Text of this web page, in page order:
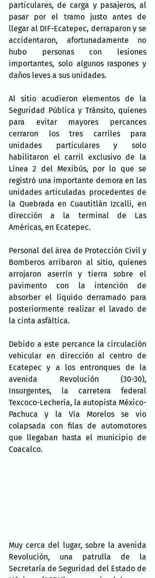
particulares, de carga y pasajeros, al
pasar por el tramo justo antes de
llegar al DIF-Ecatepec, derraparon y se
accidentaron, afortunadamente no
hubo personas con lesiones
importantes, solo algunos raspones y
daños leves a sus unidades.
Al sitio acudieron elementos de la
Seguridad Pública y Tránsito, quienes
para evitar mayores percances
cerraron los tres carriles para
unidades particulares y solo
habilitaron el carril exclusivo de la
Línea 2 del Mexibús, por lo que se
registró una importante demora en las
unidades articuladas procedentes de
la Quebrada en Cuautitlán Izcalli, en
dirección a la terminal de Las
Américas, en Ecatepec.
Personal del área de Protección Civil y
Bomberos arribaron al sitio, quienes
arrojaron aserrín y tierra sobre el
pavimento con la intención de
absorber el líquido derramado para
posteriormente realizar el lavado de
la cinta asfáltica.
Debido a este percance la circulación
vehicular en dirección al centro de
Ecatepec y a los entronques de la
avenida Revolución (30-30),
Insurgentes, la carretera federal
Texcoco-Lechería, la autopista México-
Pachuca y la Vía Morelos se vio
colapsada con filas de automotores
que llegaban hasta el municipio de
Coacalco.
Muy cerca del lugar, sobre la avenida
Revolución, una patrulla de la
Secretaría de Seguridad del Estado de